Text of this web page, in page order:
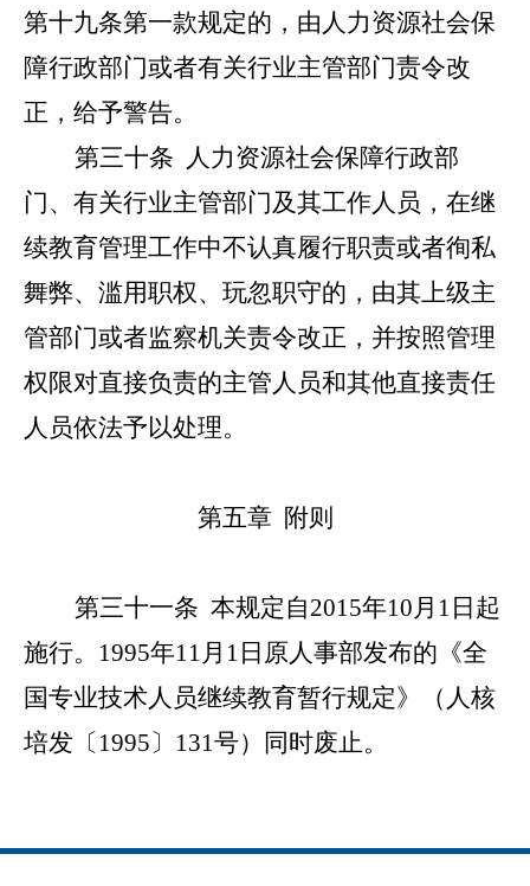
第十九条第一款规定的，由人力资源社会保
障行政部门或者有关行业主管部门责令改
正，给予警告。
第三十条 人力资源社会保障行政部
门、有关行业主管部门及其工作人员，在继
续教育管理工作中不认真履行职责或者徇私
舞弊、滥用职权、玩忽职守的，由其上级主
管部门或者监察机关责令改正，并按照管理
权限对直接负责的主管人员和其他直接责任
人员依法予以处理。
第五章 附则
第三十一条 本规定自2015年10月1日起
施行。1995年11月1日原人事部发布的《全
国专业技术人员继续教育暂行规定》（人核
培发〔1995〕131号）同时废止。